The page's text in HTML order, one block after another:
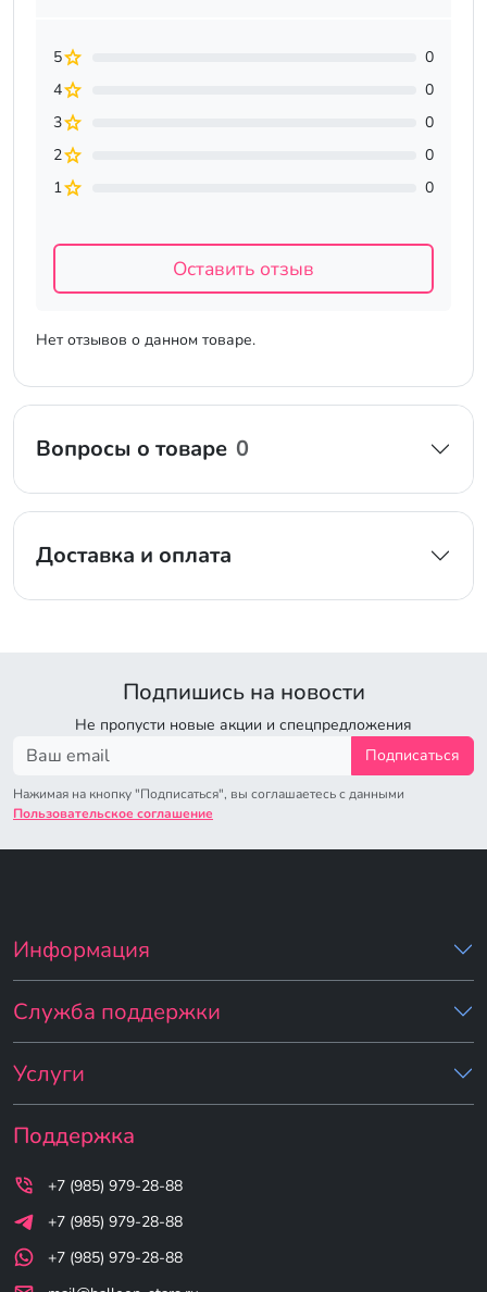
Нет отзывов о данном товаре.
5
0
4
0
3
0
2
0
1
0
Оставить отзыв
Вопросы о товаре 0
Доставка и оплата
Подпишись на новости
Не пропусти новые акции и спецпредложения
Подписаться
Нажимая на кнопку "Подписаться", вы соглашаетесь с данными
Пользовательское соглашение
Информация
Служба поддержки
Услуги
Поддержка
+7 (985) 979-28-88
+7 (985) 979-28-88
+7 (985) 979-28-88